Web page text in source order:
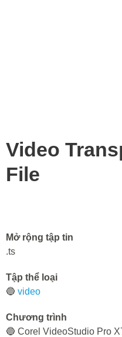
Video
File
Mở rộng tập tin
.ts
Tập thể loại
🔵 video
Chương trình
🔵 Corel VideoStudio Pro